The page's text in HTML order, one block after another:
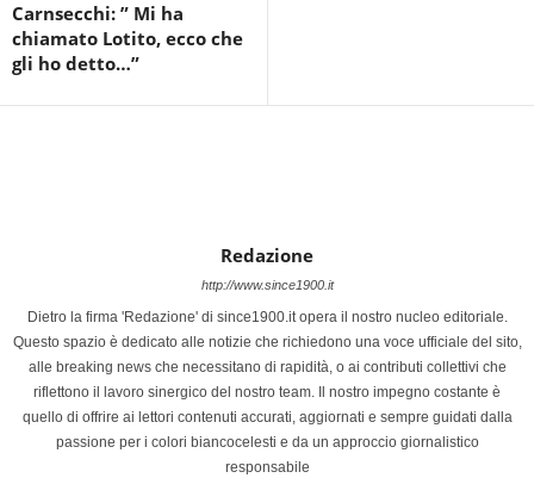
Carnsecchi: ” Mi ha
chiamato Lotito, ecco che
gli ho detto…”
Redazione
http://www.since1900.it
Dietro la firma 'Redazione' di since1900.it opera il nostro nucleo editoriale.
Questo spazio è dedicato alle notizie che richiedono una voce ufficiale del sito,
alle breaking news che necessitano di rapidità, o ai contributi collettivi che
riflettono il lavoro sinergico del nostro team. Il nostro impegno costante è
quello di offrire ai lettori contenuti accurati, aggiornati e sempre guidati dalla
passione per i colori biancocelesti e da un approccio giornalistico
responsabile